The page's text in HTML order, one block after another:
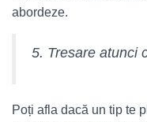
abordeze.
5. Tresare atunci
Poți afla dacă un tip te